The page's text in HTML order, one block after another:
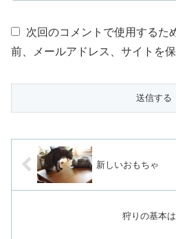
次回のコメントで使用するた
前、メールアドレス、サイトを保
新しいおもちゃ
狩りの基本